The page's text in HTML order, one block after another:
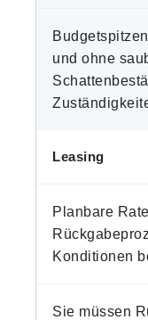
und ohne
Leasing
Planbare
Konditionen
Sie müssen